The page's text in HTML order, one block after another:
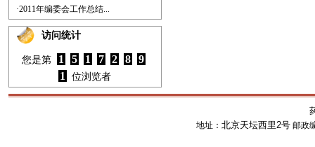
·2011年编委会工作总结...
访问统计
您是第 1 5 1 7 2 8
9
1
位浏览者
地址： 北京天坛西里2号邮政